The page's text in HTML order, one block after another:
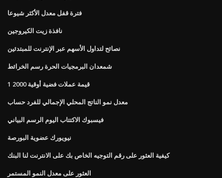
فترة قفل معدل الأكثر شيوعا
نافذة زيت الكيروجين
نصائح لتداول الأسهم عبر الإنترنت للمبتدئين
شمعدان البرمجيات الحرة رسم الخرائط
1 قيمة عملات فضية أوقية 2000
معدل نمو الناتج المحلي الإجمالي للفرد حساب
فيسبوك الاكتتاب اليوم الرسم البياني
نيويورك عضوية البورصة
كيفية العثور على رقم التوجيه الخاص بك على الانترنت لنا البنك
العثور على معدل النمو المستمر